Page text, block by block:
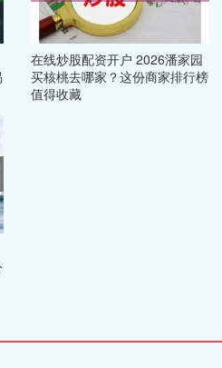
在线炒股配资开户 2026潘家园
买核桃去哪家？这份商家排行榜
值得收藏